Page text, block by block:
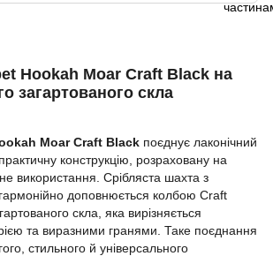
Hookah Moar Craft Black на
загартованого скла
Moar Craft Black поєднує лаконічний
конструкцію, розраховану на
використання. Срібляста шахта з
гармонійно доповнюється колбою Craft
скла, яка вирізняється
та виразними гранями. Таке поєднання
стильного й універсального